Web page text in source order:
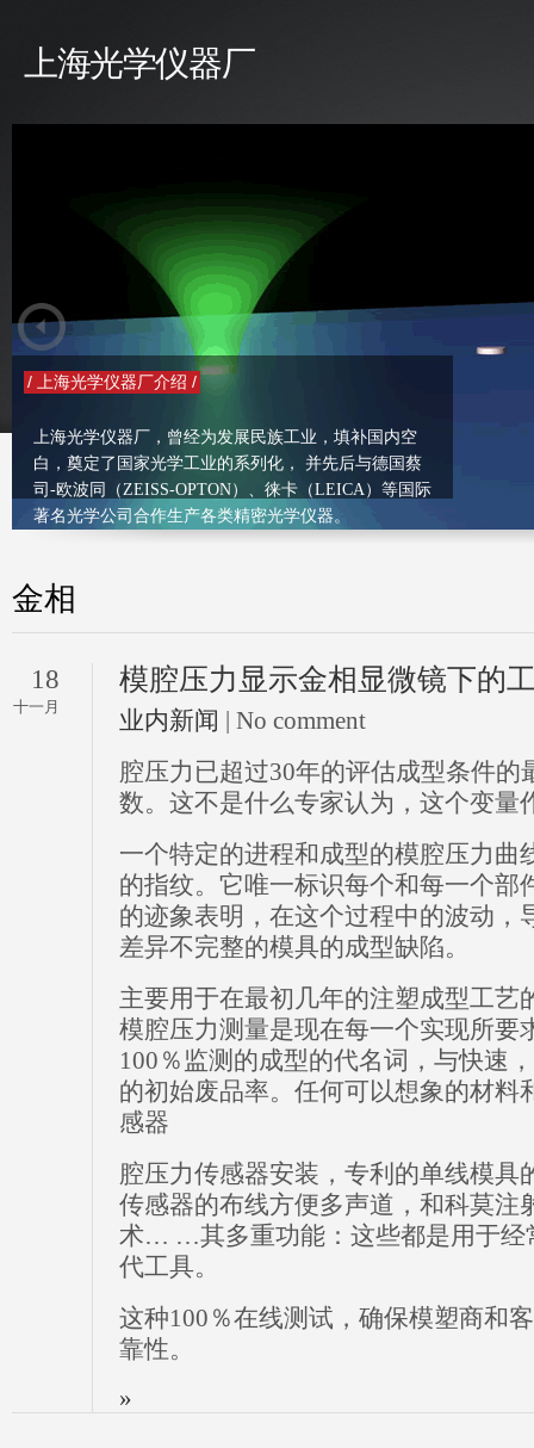
上海光学仪器厂
/ 上海光学仪器厂介绍 /
上海光学仪器厂，曾经为发展民族工业，填补国内空
白，奠定了国家光学工业的系列化， 并先后与德国蔡
司-欧波同（ZEISS-OPTON）、徕卡（LEICA）等国际
著名光学公司合作生产各类精密光学仪器。
金相
18
十一月
模腔压力显示金相显微镜下的
业内新闻
| No comment
腔压力已超过30年的评估成型条件的
数。这不是什么专家认为，这个变量
一个特定的进程和成型的模腔压力曲
的指纹。它唯一标识每个和每一个部
的迹象表明，在这个过程中的波动，
差异不完整的模具的成型缺陷。
主要用于在最初几年的注塑成型工艺
模腔压力测量是现在每一个实现所要
100％监测的成型的代名词，与快速
的初始废品率。任何可以想象的材料
感器
腔压力传感器安装，专利的单线模具
传感器的布线方便多声道，和科莫注
术… …其多重功能：这些都是用于经
代工具。
这种100％在线测试，确保模塑商和
靠性。
»